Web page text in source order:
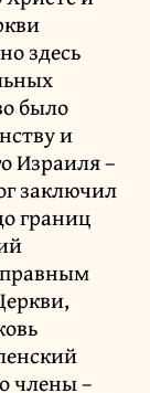
здесь
было
и
Израиля –
заключил
границ
члены –